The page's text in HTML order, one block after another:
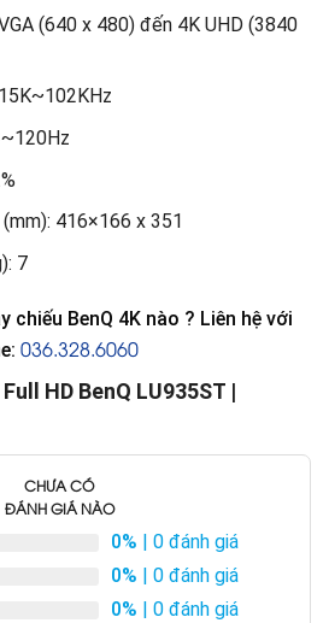
(640 x 480) đến 4K UHD (3840
416×166 x 351
7
chiếu BenQ 4K nào ? Liên hệ với
036.328.6060
HD BenQ LU935ST |
CHƯA CÓ
ĐÁNH GIÁ NÀO
0% | 0 đánh giá
0% | 0 đánh giá
0% | 0 đánh giá